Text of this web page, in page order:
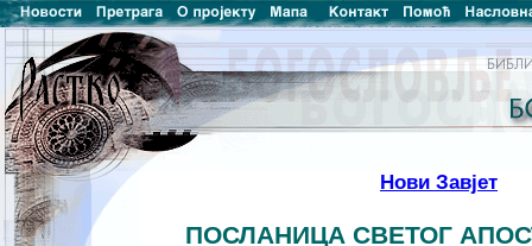
Нови Завјет
ПОСЛАНИЦА СВЕТОГ